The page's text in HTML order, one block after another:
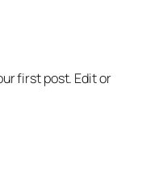
first post. Edit or